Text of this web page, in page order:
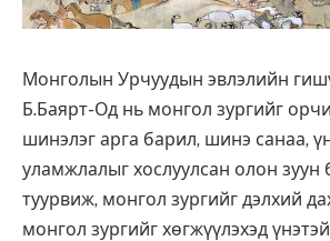
Монголын Урчуудын эвлэлийн
Б.Баярт-Од нь монгол зургийг
шинэлэг арга барил, шинэ санаа,
уламжлалыг хослуулсан олон зуун
туурвиж, монгол зургийг дэлхий
монгол зургийг хөгжүүлэхэд